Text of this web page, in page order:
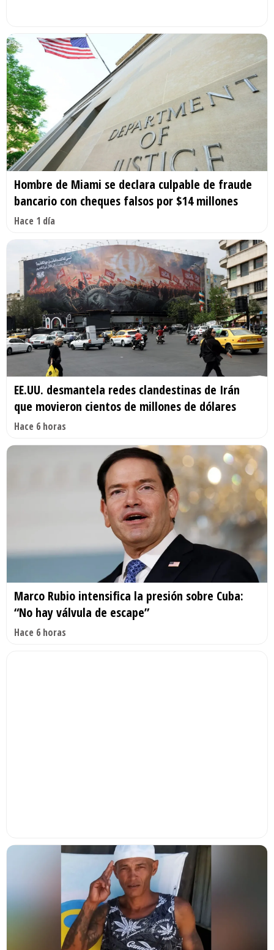
Hombre de Miami se declara culpable de fraude
bancario con cheques falsos por $14 millones
Hace 1 día
EE.UU. desmantela redes clandestinas de Irán
que movieron cientos de millones de dólares
Hace 6 horas
Marco Rubio intensifica la presión sobre Cuba:
“No hay válvula de escape”
Hace 6 horas